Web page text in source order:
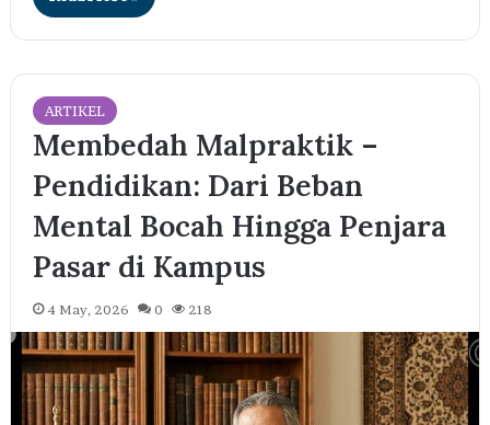
ARTIKEL
​Membedah Malpraktik –
Pendidikan: Dari Beban
Mental Bocah Hingga Penjara
Pasar di Kampus
4 May, 2026 0 218